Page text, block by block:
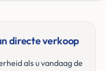
directe verkoop
als u vandaag de